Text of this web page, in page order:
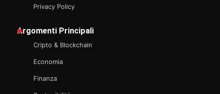
Privacy Policy
Argomenti Principali
Cripto & Blockchain
Economia
Finanza